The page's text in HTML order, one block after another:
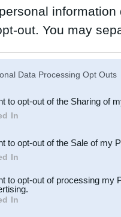
out. You may
Participants
Data Processing Opt Outs
to opt-out of the Sharing of
In
to opt-out of the Sale of my
In
to opt-out of processing my
In